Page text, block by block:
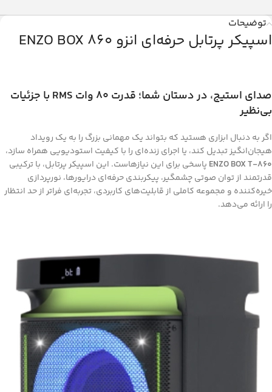
توضیحات
اسپیکر پرتابل حرفه‌ای انزو ENZO BOX 860
صدای استیج، در دستان شما؛ قدرت 80 وات RMS با جزئیات
بی‌نظیر
اگر به دنبال ابزاری هستید که بتواند یک مهمانی بزرگ را به یک رویداد
هیجان‌انگیز تبدیل کند، یا اجرای زنده‌ای را با کیفیت استودیویی همراه سازد،
ENZO BOX T-860 پاسخی برای این نیازهاست. این اسپیکر پرتابل، با ترکیبی
قدرتمند از توان صوتی چشمگیر، پیکربندی حرفه‌ای درایورها، نورپردازی
خیره‌کننده و مجموعه کاملی از قابلیت‌های کاربردی، تجربه‌ای فراتر از حد انتظار
را ارائه می‌دهد.